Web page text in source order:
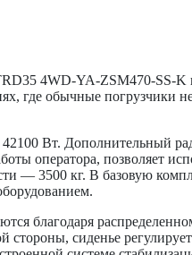
4WD-YA-ZSM470-SS-K
где обычные погрузчики
Вт. Дополнительный
оператора, позволяет
— 3500 кг. В базовую
благодаря
сиденье